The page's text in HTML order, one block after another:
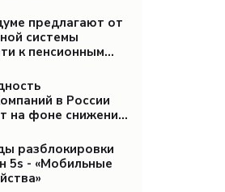
предлагают от
системы
к пенсионным
в России
на фоне снижения
разблокировки
5s - «Мобильные